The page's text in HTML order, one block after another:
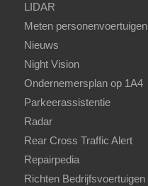
LIDAR
Meten personenvoertuigen
Nieuws
Night Vision
Ondernemersplan op 1A4
Parkeerassistentie
Radar
Rear Cross Traffic Alert
Repairpedia
Richten Bedrijfsvoertuigen